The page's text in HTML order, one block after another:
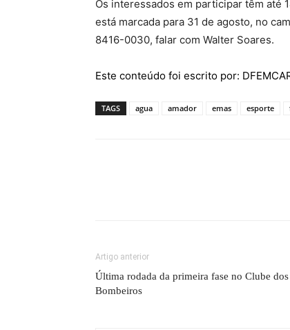
Os interessados em participar têm até
está marcada para 31 de agosto, no
8416-0030, falar com Walter Soares.
Este conteúdo foi escrito por:
TAGS agua amador emas esporte
Artigo anterior
Última rodada da primeira fase no Clube dos
Bombeiros